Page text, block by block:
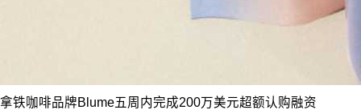
拿铁咖啡品牌Blume五周内完成200万美元超额认购融资